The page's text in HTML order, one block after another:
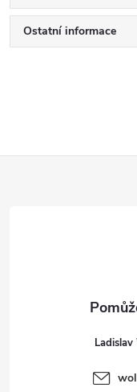
Ostatní informace
Ladislav